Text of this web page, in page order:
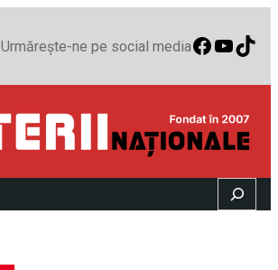
Urmărește-ne pe social media
Search